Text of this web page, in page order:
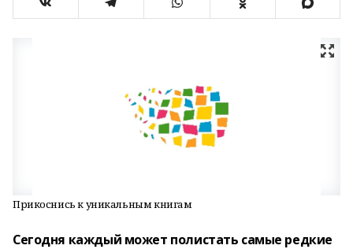
Прикоснись к уникальным книгам
Сегодня каждый может полистать самые редкие